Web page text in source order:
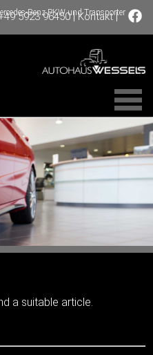
Benz PKW und Transporter
5923 96450|Kontakt|
a suitable article.